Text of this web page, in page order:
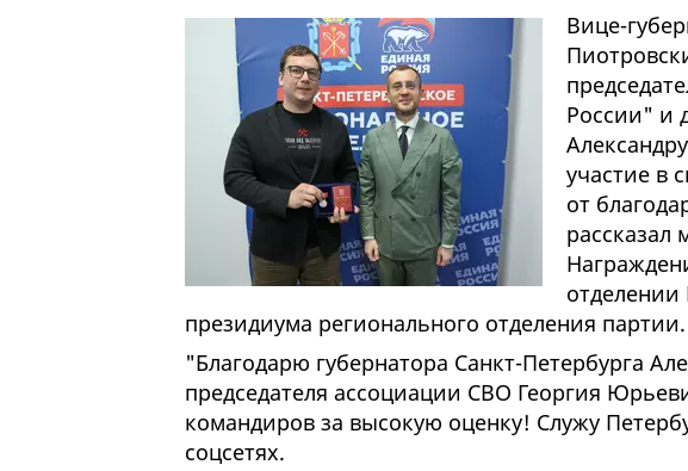
Вице-
России" и
участие в
от
рассказал
отделении
президиума регионального отделения партии.
"Благодарю губернатора Санкт-Петербурга
председателя ассоциации СВО Георгия
командиров за высокую оценку! Служу
соцсетях.